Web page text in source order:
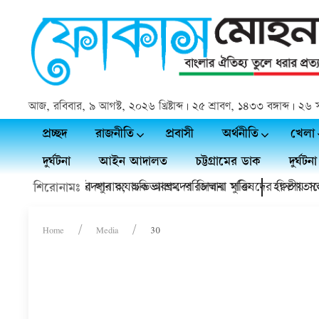
আজ, রবিবার, ৯ আগস্ট, ২০২৬ খ্রিষ্টাব্দ | ২৫ শ্রাবণ, ১৪৩৩ বঙ্গাব্দ |
প্রচ্ছদ রাজনীতি প্রবাসী অর্থনীতি
খেলা
দুর্ঘটনা
আইন আদালত চট্টগ্রামের ডাক
দুর্ঘটনা
শিরোনামঃ
৪ কিশোর থানায়; অভিভাবকদের জিম্মায় মুক্তি
চাঁদপুর অযাচক আশ্রম পরিচালনা পরিষদের দ্বিতীয় সভা
Home Media 30